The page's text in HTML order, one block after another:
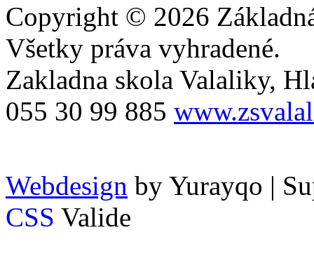
Copyright © 2026
Všetky práva vyhradené.
Zakladna skola Valaliky,
055 30 99 885
Webdesign by Yurayqo |
CSS Valide